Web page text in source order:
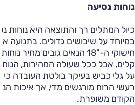
נוחות נסיעה
כיול המתלים רך והתוצאה היא נוחות
במיוחד על שיבושים גדולים. בתנועה
חישוקי ה-"18 הנאים גובים
קלים, אבל ככל שעולה המהירות,
על גלי כביש בעיקר בולטת העובדה כי
רעשי הרוח מורגשים מדי, אך איכות
הקודם משופרת.